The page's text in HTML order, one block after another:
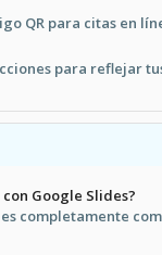
QR para citas en
para reflejar
Google Slides?
completamente